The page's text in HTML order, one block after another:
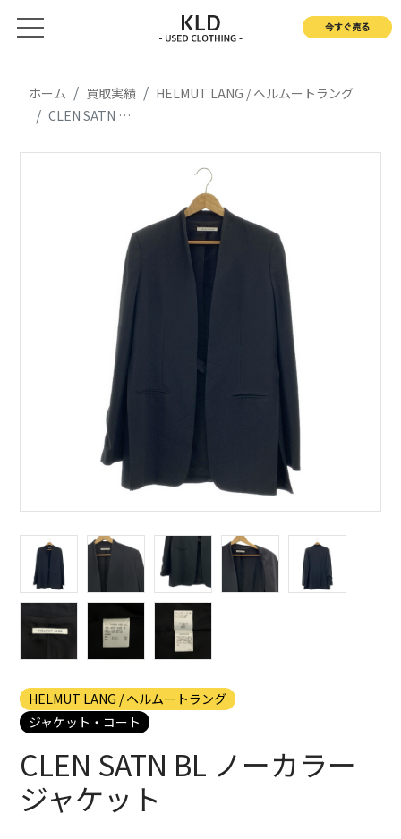
今すぐ売る
ホーム 買取実績
HELMUT LANG / ヘルムートラング
CLEN SATN BL ノーカラージャケット
HELMUT LANG / ヘルムートラング
ジャケット・コート
CLEN SATN BL ノーカラー
ジャケット